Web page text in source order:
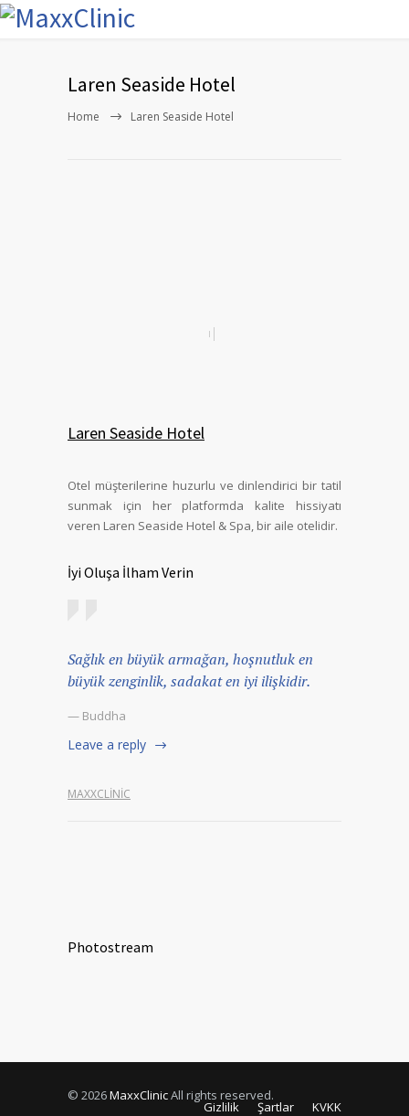
Laren Seaside Hotel
Home Laren Seaside Hotel
Laren Seaside Hotel
Otel müşterilerine huzurlu ve dinlendirici bir tatil
sunmak için her platformda kalite hissiyatı
veren Laren Seaside Hotel & Spa, bir aile otelidir.
İyi Oluşa İlham Verin
Sağlık en büyük armağan, hoşnutluk en
büyük zenginlik, sadakat en iyi ilişkidir.
— Buddha
Leave a reply
MAXXCLINIC
Photostream
© 2026MaxxClinicAll rights reserved.
Gizlilik Şartlar KVKK